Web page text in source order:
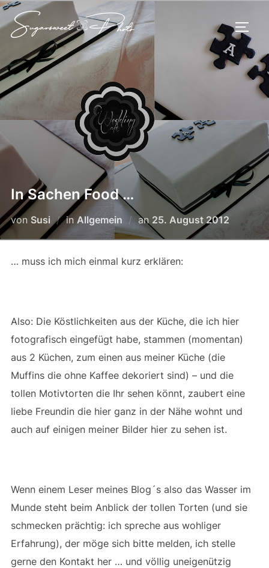
Zum
Inhalt
springen
In Sachen Food …
von Susi in Allgemein an Veröffentlicht
am
25. August 2012
… muss ich mich einmal kurz erklären:
Also: Die Köstlichkeiten aus der Küche, die ich hier
fotografisch eingefügt habe, stammen (momentan)
aus 2 Küchen, zum einen aus meiner Küche (die
Muffins die ohne Kaffee dekoriert sind) – und die
tollen Motivtorten die Ihr sehen könnt, zaubert eine
liebe Freundin die hier ganz in der Nähe wohnt und
auch auf einigen meiner Bilder hier zu sehen ist.
Wenn einem Leser meines Blog´s also das Wasser im
Munde steht beim Anblick der tollen Torten (und sie
schmecken prächtig: ich spreche aus wohliger
Erfahrung), der möge sich bitte melden, ich stelle
gerne den Kontakt her … und völlig uneigenützig